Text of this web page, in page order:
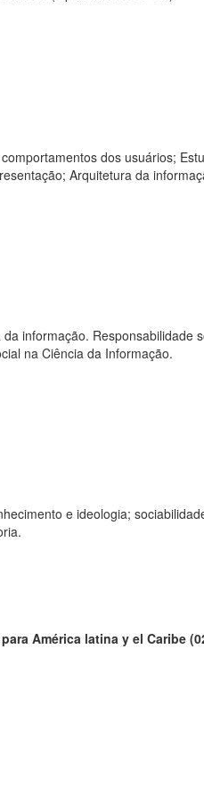
dos usuários;
Arquitetura da
informação. Responsabilidade
na Ciência da Informação.
e ideologia;
América latina y el Caribe